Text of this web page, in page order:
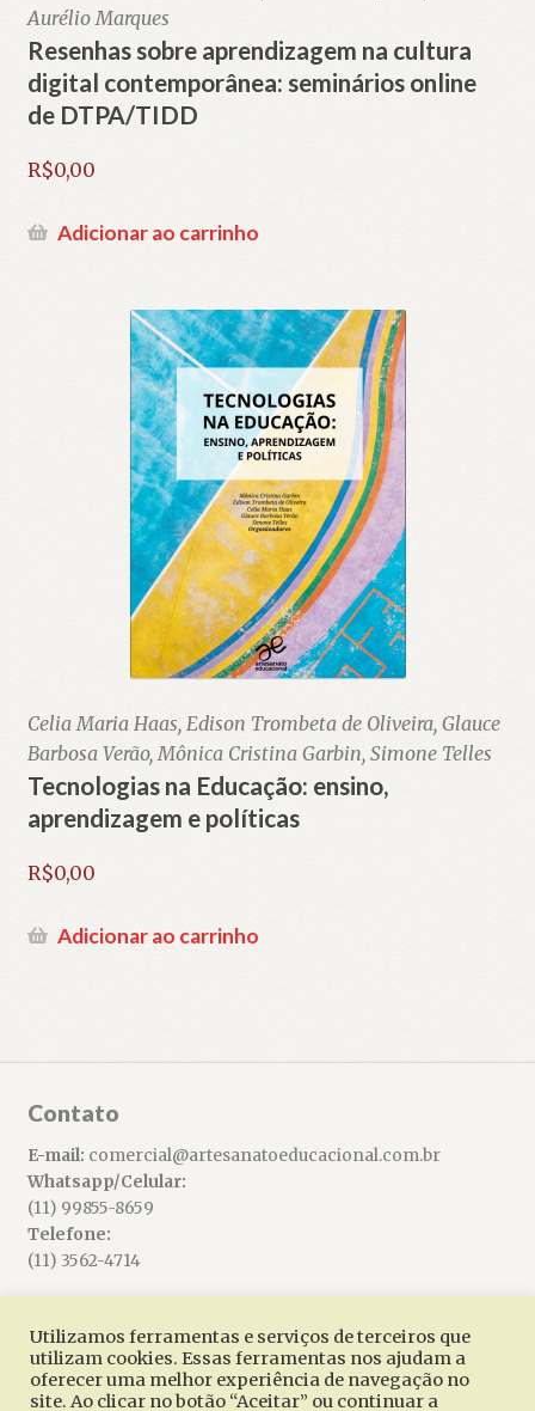
Aurélio Marques
Resenhas sobre aprendizagem na cultura
digital contemporânea: seminários online
de DTPA/TIDD
R$0,00
Adicionar ao carrinho
Celia Maria Haas, Edison Trombeta de Oliveira, Glauce
Barbosa Verão, Mônica Cristina Garbin, Simone Telles
Tecnologias na Educação: ensino,
aprendizagem e políticas
R$0,00
Adicionar ao carrinho
Contato
E-mail: comercial@artesanatoeducacional.com.br
Whatsapp/Celular:
(11) 99855-8659
Telefone:
(11) 3562-4714
© Artesanato Educacional 2026
Utilizamos ferramentas e serviços de terceiros que
utilizam cookies. Essas ferramentas nos ajudam a
oferecer uma melhor experiência de navegação no
site. Ao clicar no botão “Aceitar” ou continuar a